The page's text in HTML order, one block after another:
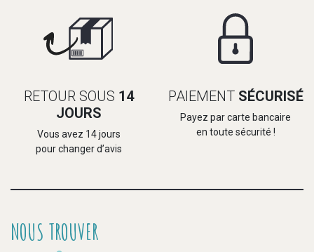
RETOUR SOUS 14
JOURS
Vous avez 14 jours
pour changer d’avis
PAIEMENT SÉCURISÉ
Payez par carte bancaire
en toute sécurité !
NOUS TROUVER